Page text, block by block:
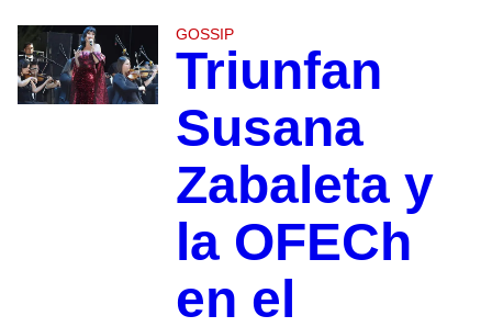
GOSSIP
Triunfan
Susana
Zabaleta y
la OFECh
en el